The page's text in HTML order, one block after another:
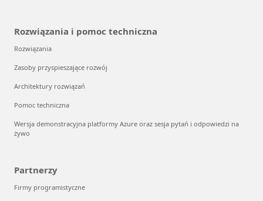
Rozwiązania i pomoc techniczna
Rozwiązania
Zasoby przyspieszające rozwój
Architektury rozwiązań
Pomoc techniczna
Wersja demonstracyjna platformy Azure oraz sesja pytań i odpowiedzi na
żywo
Partnerzy
Firmy programistyczne